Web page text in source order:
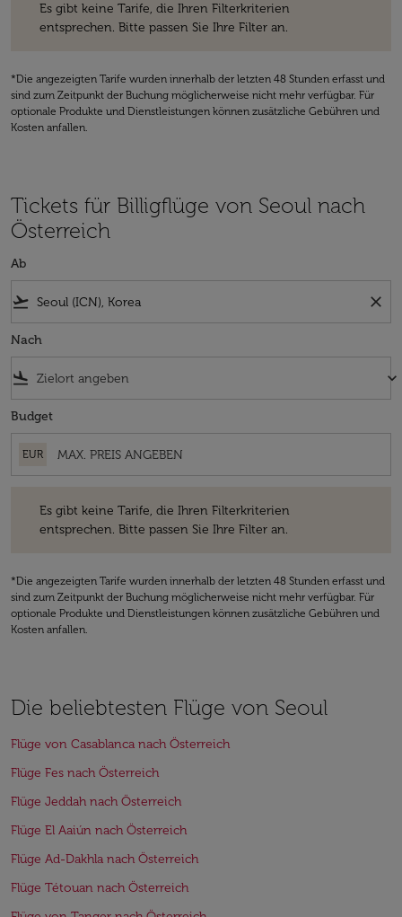
Es gibt keine Tarife, die Ihren Filterkriterien
entsprechen. Bitte passen Sie Ihre Filter an.
*Die angezeigten Tarife wurden innerhalb der letzten 48 Stunden erfasst und
sind zum Zeitpunkt der Buchung möglicherweise nicht mehr verfügbar. Für
optionale Produkte und Dienstleistungen können zusätzliche Gebühren und
Kosten anfallen.
Tickets für Billigflüge von Seoul nach
Österreich
Ab
flight_takeoff close
Nach
flight_land keyboard_arrow_down
Budget
EUR
Es gibt keine Tarife, die Ihren Filterkriterien
entsprechen. Bitte passen Sie Ihre Filter an.
*Die angezeigten Tarife wurden innerhalb der letzten 48 Stunden erfasst und
sind zum Zeitpunkt der Buchung möglicherweise nicht mehr verfügbar. Für
optionale Produkte und Dienstleistungen können zusätzliche Gebühren und
Kosten anfallen.
Die beliebtesten Flüge von Seoul
Flüge von Casablanca nach Österreich
Flüge Fes nach Österreich
Flüge Jeddah nach Österreich
Flüge El Aaiún nach Österreich
Flüge Ad-Dakhla nach Österreich
Flüge Tétouan nach Österreich